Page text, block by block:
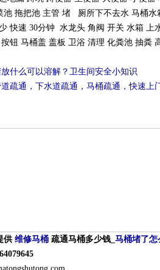
池 拖把池 主管 堵 厕所下不去水 马桶
快速 30分钟 水龙头 角阀 开关 水箱
钮 马桶盖 盖板 卫浴 清理 化粪池 抽粪
什么可以溶解？卫生间安全小知识
疏通，下水道疏通，马桶疏通，快速上
供维修马桶 疏通马桶多少钱_ 马桶堵了怎